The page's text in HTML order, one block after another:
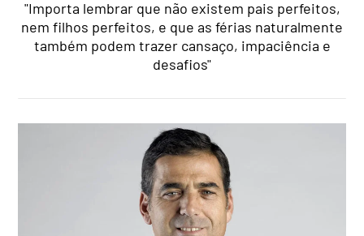
"Importa lembrar que não existem pais perfeitos,
nem filhos perfeitos, e que as férias naturalmente
também podem trazer cansaço, impaciência e
desafios"